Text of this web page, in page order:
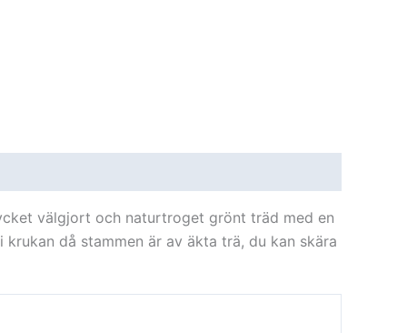
välgjort och naturtroget grönt träd med en
då stammen är av äkta trä, du kan skära